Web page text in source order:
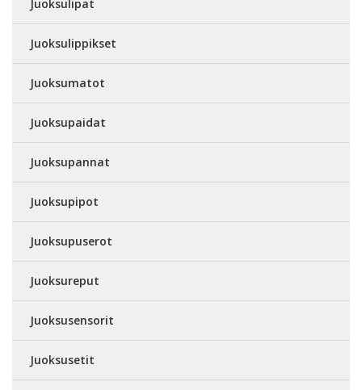
Juoksulipat
Juoksulippikset
Juoksumatot
Juoksupaidat
Juoksupannat
Juoksupipot
Juoksupuserot
Juoksureput
Juoksusensorit
Juoksusetit